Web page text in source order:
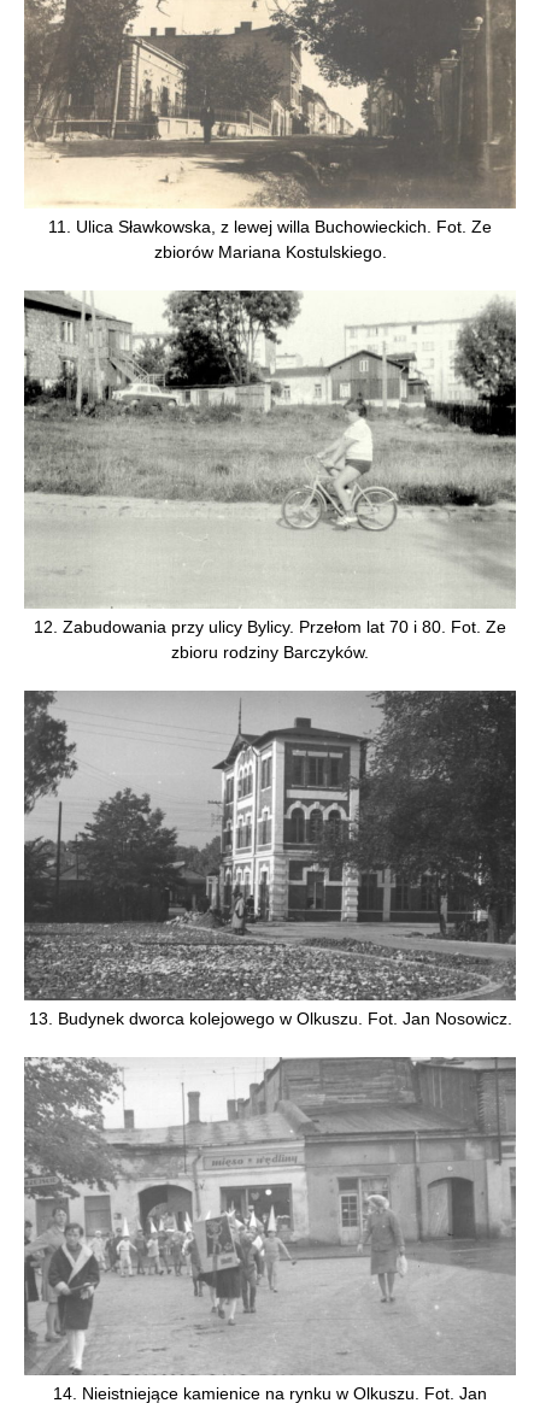
11. Ulica Sławkowska, z lewej willa Buchowieckich. Fot. Ze
zbiorów Mariana Kostulskiego.
12. Zabudowania przy ulicy Bylicy. Przełom lat 70 i 80. Fot. Ze
zbioru rodziny Barczyków.
13. Budynek dworca kolejowego w Olkuszu. Fot. Jan Nosowicz.
14. Nieistniejące kamienice na rynku w Olkuszu. Fot. Jan